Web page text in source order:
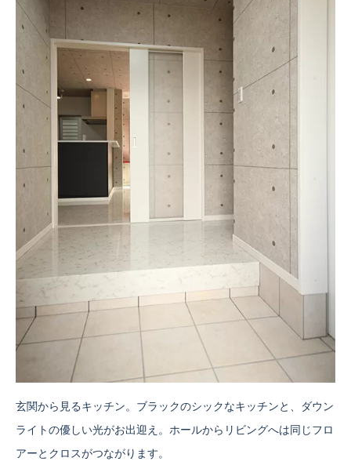
玄関から見るキッチン。ブラックのシックなキッチンと、ダウン
ライトの優しい光がお出迎え。ホールからリビングへは同じフロ
アーとクロスがつながります。